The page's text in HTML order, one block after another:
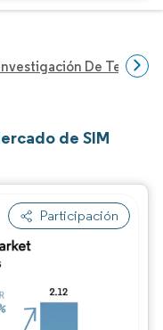
De
de SIM
Participación